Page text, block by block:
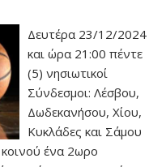
Δευτέρα 23/12/2024
και ώρα 21:00 πέντε
(5) νησιωτικοί
Σύνδεσμοι: Λέσβου,
Δωδεκανήσου, Χίου,
Κυκλάδες και Σάμου
ένα 2ωρο